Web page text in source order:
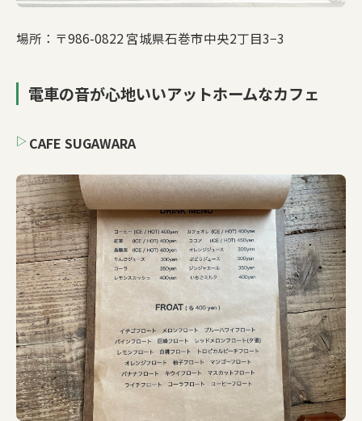
場所：〒986-0822 宮城県石巻市中央2丁目3−3
電車の音が心地いいアットホームなカフェ
CAFE SUGAWARA